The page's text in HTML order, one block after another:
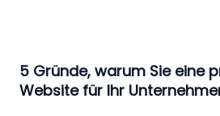
5 Gründe, warum Sie eine
Website für Ihr